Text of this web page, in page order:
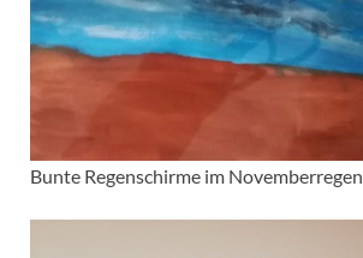
Bunte Regenschirme im Novemberregen